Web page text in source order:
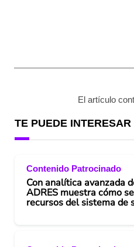
El artículo
TE PUEDE INTERESAR
Contenido Patrocinado
Con analítica avanzada
ADRES muestra cómo
recursos del sistema de